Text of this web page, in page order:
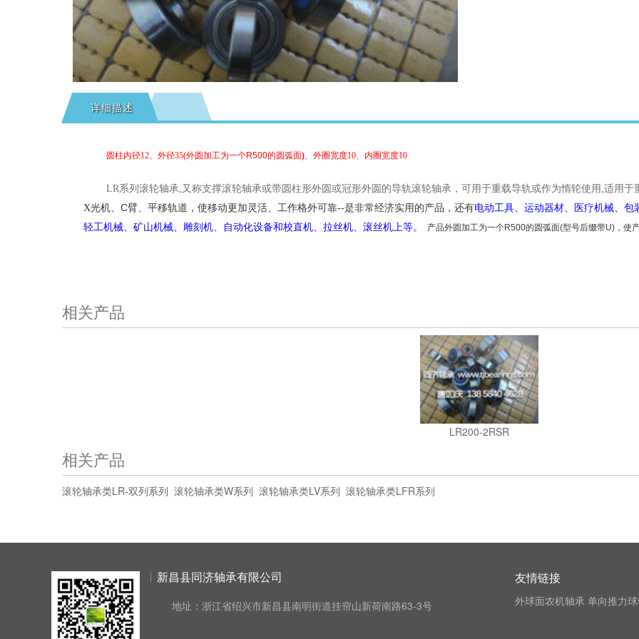
详细描述
圆柱内径12、外径35(外圆加工为一个R500的圆弧面)、外圈宽度10、内圈宽度10
LR系列 滚轮轴承, 又称支撑滚轮轴承或带圆柱形外圆或冠形外圆的导轨滚轮轴承， 可用于重载导轨或作为惰轮使用 ,适用于
X光机、 C臂、平移轨道，使移动更加灵活、工作格外可靠--是非常经济实用的产品， 还有电动工具、运动器材、医疗机械、
轻工机械、矿山机械、雕刻机、 自动化设备和校直机、拉丝机、滚丝机上等。 产品外圆加工为一个R500的圆弧面(型号后缀带U) ，使
相关产品
LR200-2RSR
相关产品
滚轮轴承类LR-双列系列 滚轮轴承类W系列 滚轮轴承类LV系列 滚轮轴承类LFR系列
新昌县同济轴承有限公司
地址：浙江省绍兴市新昌县南明街道挂帘山新荷南路63-3号
友情链接
外球面农机轴承 单向推力